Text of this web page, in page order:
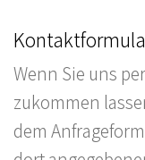
Wenn Sie uns
zukommen
dem